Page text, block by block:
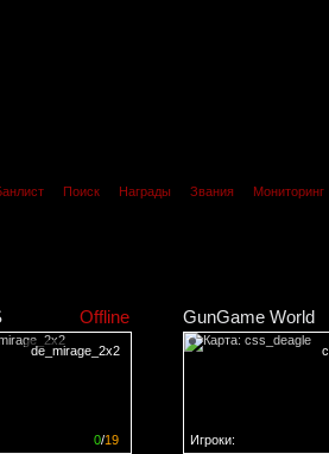
Поиск Награды Звания Мониторинг
Offline
de_mirage_2x2
0/19
GunGame World
Игроки: